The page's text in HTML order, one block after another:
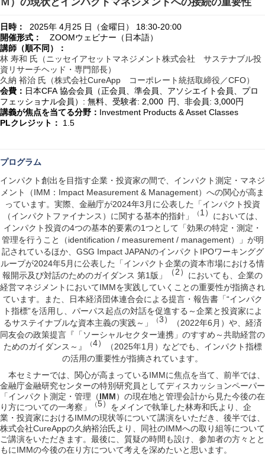
日時： 2025年 4 月 25 日（金曜日） 18:30-20:00
開催形式： ZOOMウェビナー（日本語）
講師（順不同）：
林 寿和 氏（ ニッセイアセットマネジメント株式会社 サステナブル投
資リサーチヘッド・専門部長）
久納 裕治 氏（株式会社CureApp コーポレート統括取締役／CFO）
会費： 日本CFA 協会会員（正会員、準会員、アソシエイト会員、プロ
フェッショナル会員） : 無料、受験者: 2,000 円、非会員 : 3,000円
講義が焦点を当てる分野： Investment Products & Asset Classes
PLクレジット： 1.5
プログラム
インパクト創出を目指す企業・投資家の間で、インパクト測定・マネジ
メント（ IMM ： Impact Measurement & Management）への関心が高ま
っています。実際、金融庁が2024年3 月に公表した
「インパクト投資
（インパクトファイナンス）に関する基本的指針」
（ 1 ） においては、
インパクト投資の4つの基本的要素の1 つとして「効果の特定・測定・
管理を行うこと（ identification / measurement / management）」が明
記されているほか、 GSG Impact JAPANのインパクト IPOワーキンググ
ループが2024年5 月に公表した
「インパクト企業の資本市場における情
報開示及び対話のためのガイダンス 第1 版」 （2 ） においても、企業の
経営マネジメントにおいてIMMを実践していくことの重要性が指摘され
ています。また、日本経済団体連合会による提言・報告書「“インパク
ト指標”を活用し、パーパス起点の対話を促進する～企業と投資家によ
るサステイナブルな資本主義の実践～」
（3 ） （ 2022年6 月）や、経済
同友会の政策提言『「ソーシャルセクター連携」のすすめ～共助経営の
ためのガイダンス～』
（4） （ 2025年1 月）などでも、インパクト指標
の活用の重要性が指摘されています。
本セミナーでは、関心が高まっている IMMに焦点を当て、前半では、
金融庁金融研究センターの特別研究員としてディスカッションペーパー
「インパクト測定・管理（ IMM ）の現在地と管理会計から見た今後の在
り方についての一考察」
（5） をメインで執筆した林寿和氏より、企
業・投資家における IMMの現状等について講演をいただき、後半では、
株式会社CureAppの久納裕治氏より、同社のIMMへの取り組等について
ご講演をいただきます。最後に、質疑の時間も設け、参加者の方々とと
もに IMMの今後の在り方について考えを深めたいと思います。